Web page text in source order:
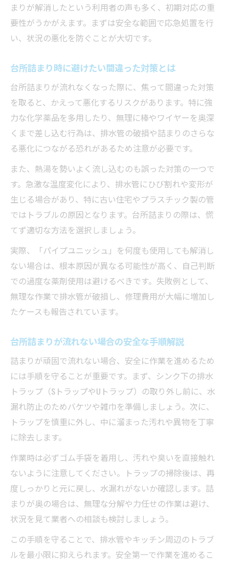
まりが解消したという利用者の声も多く、初期対応の重
要性がうかがえます。まずは安全な範囲で応急処置を行
い、状況の悪化を防ぐことが大切です。
台所詰まり時に避けたい間違った対策とは
台所詰まりが流れなくなった際に、焦って間違った対策
を取ると、かえって悪化するリスクがあります。特に強
力な化学薬品を多用したり、無理に棒やワイヤーを奥深
くまで差し込む行為は、排水管の破損や詰まりのさらな
る悪化につながる恐れがあるため注意が必要です。
また、熱湯を勢いよく流し込むのも誤った対策の一つで
す。急激な温度変化により、排水管にひび割れや変形が
生じる場合があり、特に古い住宅やプラスチック製の管
ではトラブルの原因となります。台所詰まりの際は、慌
てず適切な方法を選択しましょう。
実際、「パイプユニッシュ」を何度も使用しても解消し
ない場合は、根本原因が異なる可能性が高く、自己判断
での過度な薬剤使用は避けるべきです。失敗例として、
無理な作業で排水管が破損し、修理費用が大幅に増加し
たケースも報告されています。
台所詰まりが流れない場合の安全な手順解説
詰まりが頑固で流れない場合、安全に作業を進めるため
には手順を守ることが重要です。まず、シンク下の排水
トラップ（SトラップやUトラップ）の取り外し前に、水
漏れ防止のためバケツや雑巾を準備しましょう。次に、
トラップを慎重に外し、中に溜まった汚れや異物を丁寧
に除去します。
作業時は必ずゴム手袋を着用し、汚れや臭いを直接触れ
ないように注意してください。トラップの掃除後は、再
度しっかりと元に戻し、水漏れがないか確認します。詰
まりが奥の場合は、無理な分解や力任せの作業は避け、
状況を見て業者への相談も検討しましょう。
この手順を守ることで、排水管やキッチン周辺のトラブ
ルを最小限に抑えられます。安全第一で作業を進めるこ